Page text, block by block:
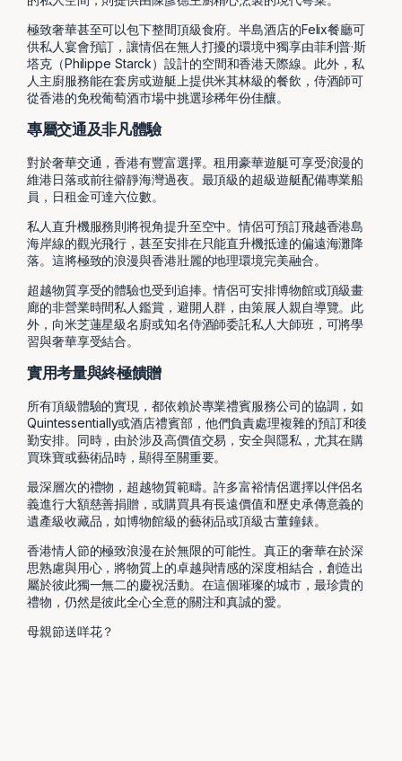
極致奢華甚至可以包下整間頂級食府。半島酒店的Felix餐廳可
供私人宴會預訂，讓情侶在無人打擾的環境中獨享由菲利普·斯
塔克（Philippe Starck）設計的空間和香港天際線。此外，私
人主廚服務能在套房或遊艇上提供米其林級的餐飲，侍酒師可
從香港的免稅葡萄酒市場中挑選珍稀年份佳釀。
專屬交通及非凡體驗
對於奢華交通，香港有豐富選擇。租用豪華遊艇可享受浪漫的
維港日落或前往僻靜海灣過夜。最頂級的超級遊艇配備專業船
員，日租金可達六位數。
私人直升機服務則將視角提升至空中。情侶可預訂飛越香港島
海岸線的觀光飛行，甚至安排在只能直升機抵達的偏遠海灘降
落。這將極致的浪漫與香港壯麗的地理環境完美融合。
超越物質享受的體驗也受到追捧。情侶可安排博物館或頂級畫
廊的非營業時間私人鑑賞，避開人群，由策展人親自導覽。此
外，向米芝蓮星級名廚或知名侍酒師委託私人大師班，可將學
習與奢華享受結合。
實用考量與終極饋贈
所有頂級體驗的實現，都依賴於專業禮賓服務公司的協調，如
Quintessentially或酒店禮賓部，他們負責處理複雜的預訂和後
勤安排。同時，由於涉及高價值交易，安全與隱私，尤其在購
買珠寶或藝術品時，顯得至關重要。
最深層次的禮物，超越物質範疇。許多富裕情侶選擇以伴侶名
義進行大額慈善捐贈，或購買具有長遠價值和歷史承傳意義的
遺產級收藏品，如博物館級的藝術品或頂級古董鐘錶。
香港情人節的極致浪漫在於無限的可能性。真正的奢華在於深
思熟慮與用心，將物質上的卓越與情感的深度相結合，創造出
屬於彼此獨一無二的慶祝活動。在這個璀璨的城市，最珍貴的
禮物，仍然是彼此全心全意的關注和真誠的愛。
母親節送咩花？